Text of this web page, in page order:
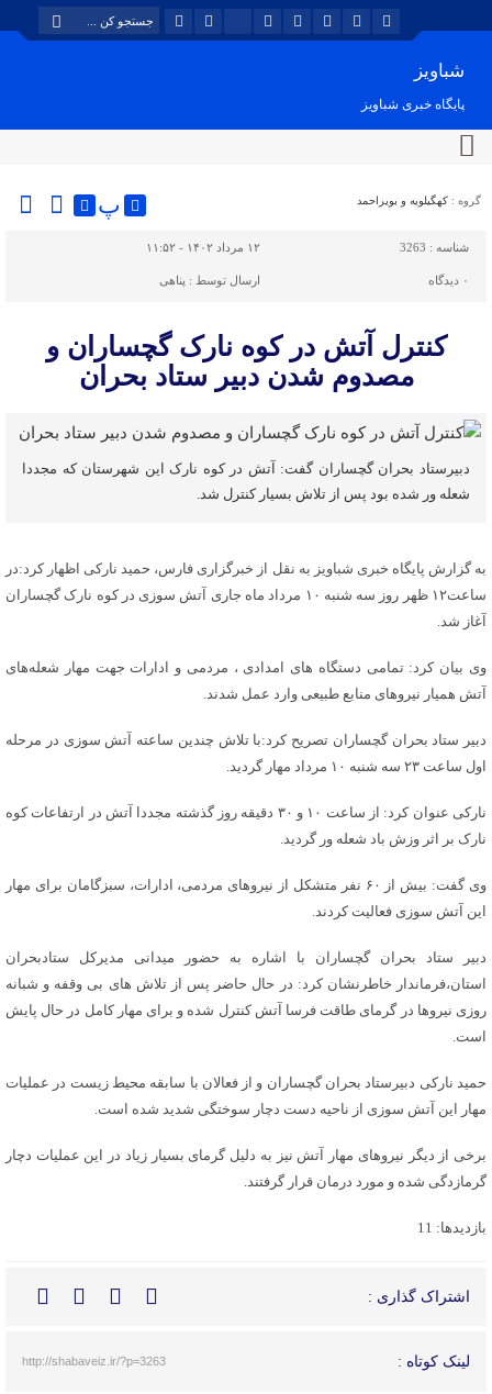
شباویز
پایگاه خبری شباویز
گروه : کهگیلویه و بویراحمد پ
شناسه : 3263 ۱۲ مرداد ۱۴۰۲ - ۱۱:۵۲
۰ دیدگاه ارسال توسط : پناهی
کنترل آتش در کوه نارک گچساران و
مصدوم شدن دبیر ستاد بحران
دبیرستاد بحران گچساران گفت: آتش در کوه نارک این شهرستان که مجددا
شعله ور شده بود پس از تلاش بسیار کنترل شد.
به گزارش پایگاه خبری شباویز به نقل از خبرگزاری فارس، حمید نارکی اظهار کرد:در
ساعت۱۲ ظهر روز سه شنبه ۱۰ مرداد ماه جاری آتش سوزی در کوه نارک گچساران
آغاز شد.
وی بیان کرد: تمامی دستگاه های امدادی ، مردمی و ادارات جهت مهار شعله‌های
آتش همیار نیروهای منابع طبیعی وارد عمل شدند.
دبیر ستاد بحران گچساران تصریح کرد:با تلاش چندین ساعته آتش سوزی در مرحله
اول ساعت ۲۳ سه شنبه ۱۰ مرداد مهار گردید.
نارکی عنوان کرد: از ساعت ۱۰ و ۳۰ دقیقه روز گذشته مجددا آتش در ارتفاعات کوه
نارک بر اثر وزش باد شعله ور گردید.
وی گفت: بیش از ۶۰ نفر متشکل از نیروهای مردمی، ادارات، سبزگامان برای مهار
این آتش سوزی فعالیت کردند.
دبیر ستاد بحران گچساران با اشاره به حضور میدانی مدیرکل ستادبحران
استان،فرماندار خاطرنشان کرد: در حال حاضر پس از تلاش های بی وقفه و شبانه
روزی نیروها در گرمای طاقت فرسا آتش کنترل شده و برای مهار کامل در حال پایش
است.
حمید نارکی دبیرستاد بحران گچساران و از فعالان با سابقه محیط زیست در عملیات
مهار این آتش سوزی از ناحیه دست دچار سوختگی شدید شده است.
برخی از دیگر نیروهای مهار آتش نیز به دلیل گرمای بسیار زیاد در این عملیات دچار
گرمازدگی شده و مورد درمان قرار گرفتند.
بازدیدها: 11
اشتراک گذاری :
لینک کوتاه : http://shabaveiz.ir/?p=3263